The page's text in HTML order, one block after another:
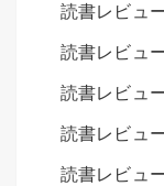
読書レビュ
読書レビュ
読書レビュ
読書レビュ
読書レビュ